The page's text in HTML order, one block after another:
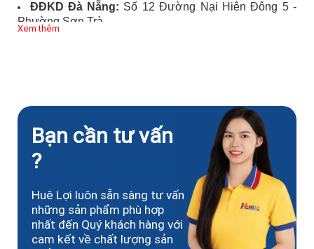
ĐĐKD Đà Nẵng: Số 12 Đường Nại Hiên Đông 5 -
Phường Sơn Trà
Xem thêm
Bạn cần tư vấn
?
Huê Lợi luôn sẵn sàng tư vấn
những sản phẩm phù hợp
nhất đến Quý khách hàng với
cam kết về chất lượng sản